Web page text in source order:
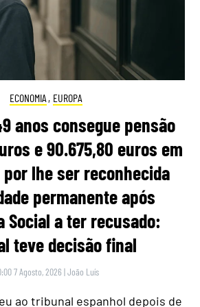
ECONOMIA , EUROPA
anos consegue pensão
e 90.675,80 euros em
lhe ser reconhecida
permanente após
Social a ter recusado:
teve decisão final
7 Agosto, 2026 |João Luís
ao tribunal espanhol depois de